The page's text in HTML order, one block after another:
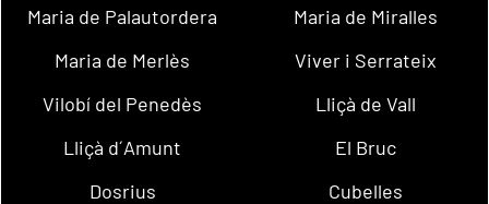
Maria de Palautordera
Maria de Miralles
Maria de Merlès
Viver i Serrateix
Vilobí del Penedès
Lliçà de Vall
Lliçà d´Amunt
El Bruc
Dosrius
Cubelles